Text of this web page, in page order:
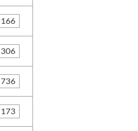
166
306
736
173